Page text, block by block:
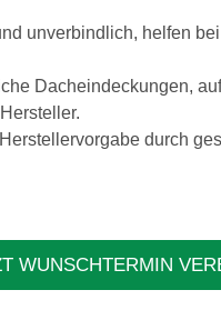
unverbindlich, helfen
Dacheindeckungen,
durch
WUNSCHTERMIN